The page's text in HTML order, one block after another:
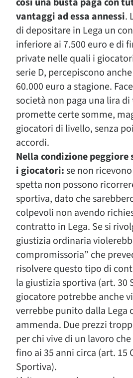
vantaggi ad essa annessi.
di depositare in Lega un
inferiore ai 7.500 euro e di
private nelle quali i
serie D, percepiscono
60.000 euro a stagione.
società non paga una lira di
promette certe somme,
giocatori di livello, senza
accordi.
Nella condizione peggiore
i giocatori:se non
spetta non possono
sportiva, dato che
colpevoli non avendo
contratto in Lega. Se si
giustizia ordinaria
compromissoria” che
risolvere questo tipo di
la giustizia sportiva (art. 30
giocatore potrebbe anche
verrebbe punito dalla Lega
ammenda. Due prezzi
per chi vive di un lavoro
fino ai 35 anni circa (art. 15
Sportiva).